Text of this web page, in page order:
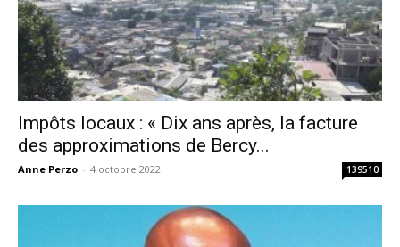
Impôts locaux : « Dix ans après, la facture
des approximations de Bercy...
Anne Perzo - 4 octobre 2022 139510